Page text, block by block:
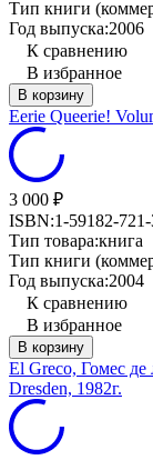
Тип книги
Год выпуска:2006
К сравнению
В избранное
В корзину
Eerie Queerie!
3 000 ₽
ISBN:1-59182-
Тип товара:книга
Тип книги
Год выпуска:2004
К сравнению
В избранное
В корзину
El Greco, Гомес
Dresden, 1982г.